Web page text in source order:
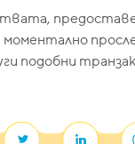
моментално
подобни